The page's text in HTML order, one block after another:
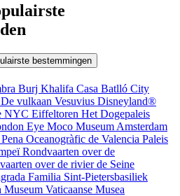
bestemmingen
Burj Khalifa Casa Batlló City
De vulkaan Vesuvius Disneyland®
NYC Eiffeltoren Het Dogepaleis
Eye Moco Museum Amsterdam
Oceanogràfic de Valencia Paleis
Rondvaarten over de
over de rivier de Seine
Familia Sint-Pietersbasiliek
Museum Vaticaanse Musea